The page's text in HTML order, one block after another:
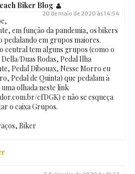
Biker Blog
20 de maio de 2020 às 14:54
em função da pandemia, os bikers
pedalando em grupos maiores.
central tem alguns grupos (como o
Duas Rodas, Pedal Ilha
Pedal Dibouax, Nesse Morro eu
Pedal de Quinta) que pedalam à
uma olhada neste link
cfDGK) e não se esqueça
o caixa Grupos.
Biker